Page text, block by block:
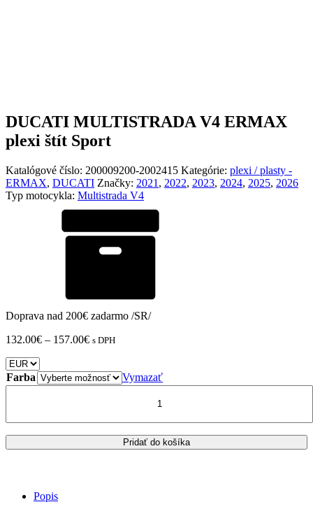
DUCATI MULTISTRADA V4 ERMAX
plexi štít Sport
Katalógové číslo: 200009200-2002415 Kategórie: plexi / plasty -
ERMAX, DUCATI Značky: 2021 , 2022, 2023, 2024, 2025, 2026
Typ motocykla: Multistrada V4
Doprava nad 200€ zadarmo /SR/
132.00€ – 157.00€Price
through
157.00€
s DPH
Farba
Vymazať
ERMAX
plexi
Pridať do košíka
Popis